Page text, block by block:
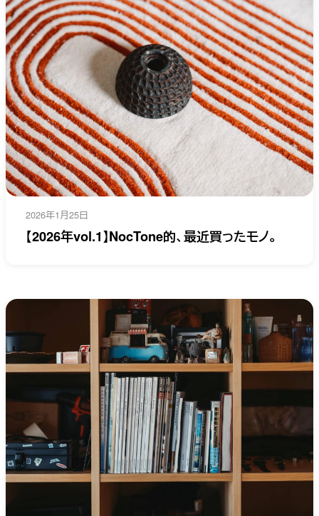
2026年1月25日
【2026年vol.1】NocTone的、最近買ったモノ。